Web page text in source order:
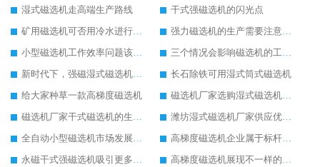
湿式磁选机走高端生产路线
干式强磁选机的闪光点
矿用磁选机可否用冷水进行降温
强力磁选机的生产需要注意安全问题
小型磁选机工作效率问题该如何来处理
三个情况会影响磁选机的工作情况
新时代下，强磁湿式磁选机不断发展
长石除铁可用湿式筒式磁选机
给大家种草一款高梯度磁选机
磁选机厂家选购湿式磁选机三原则
磁选机厂家干式磁选机的生产产量可进一步提升
潍坊湿式磁选机厂家供应优质湿式磁选机
全自动小型磁选机市场发展火爆
高梯度磁选机企业属于标杆性高质量企业
永磁干式强磁选机吸引更多客户关注
高梯度磁选机展现不一样的发展角度